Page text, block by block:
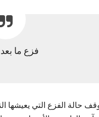
فزع ما
حالة الفزع التي